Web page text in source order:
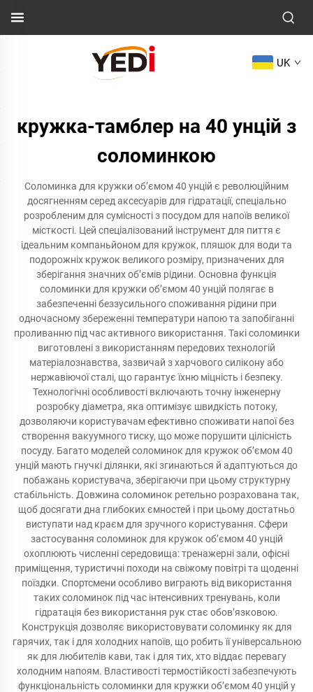
UK
кружка-тамблер на 40 унцій з
соломинкою
Соломинка для кружки об’ємом 40 унцій є революційним
досягненням серед аксесуарів для гідратації, спеціально
розробленим для сумісності з посудом для напоїв великої
місткості. Цей спеціалізований інструмент для пиття є
ідеальним компаньйоном для кружок, пляшок для води та
подорожніх кружок великого розміру, призначених для
зберігання значних об’ємів рідини. Основна функція
соломинки для кружки об’ємом 40 унцій полягає в
забезпеченні беззусильного споживання рідини при
одночасному збереженні температури напою та запобіганні
проливанню під час активного використання. Такі соломинки
виготовлені з використанням передових технологій
матеріалознавства, зазвичай з харчового силікону або
нержавіючої сталі, що гарантує їхню міцність і безпеку.
Технологічні особливості включають точну інженерну
розробку діаметра, яка оптимізує швидкість потоку,
дозволяючи користувачам ефективно споживати напої без
створення вакуумного тиску, що може порушити цілісність
посуду. Багато моделей соломинок для кружок об’ємом 40
унцій мають гнучкі ділянки, які згинаються й адаптуються до
побажань користувача, зберігаючи при цьому структурну
стабільність. Довжина соломинок ретельно розрахована так,
щоб досягати дна глибоких ємностей і при цьому достатньо
виступати над краєм для зручного користування. Сфери
застосування соломинок для кружок об’ємом 40 унцій
охоплюють численні середовища: тренажерні зали, офісні
приміщення, туристичні походи на свіжому повітрі та щоденні
поїздки. Спортсмени особливо виграють від використання
таких соломинок під час інтенсивних тренувань, коли
гідратація без використання рук стає обов’язковою.
Конструкція дозволяє використовувати соломинку як для
гарячих, так і для холодних напоїв, що робить її універсальною
як для любителів кави, так і для тих, хто віддає перевагу
холодним напоям. Властивості термостійкості забезпечують
функціональність соломинки для кружки об’ємом 40 унцій у